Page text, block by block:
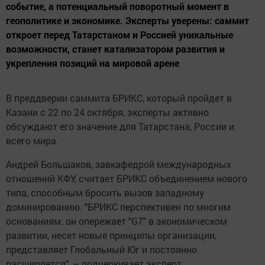
событие, а потенциальный поворотный момент в
геополитике и экономике. Эксперты уверены: саммит
откроет перед Татарстаном и Россией уникальные
возможности, станет катализатором развития и
укрепления позиций на мировой арене
В преддверии саммита БРИКС, который пройдет в
Казани с 22 по 24 октября, эксперты активно
обсуждают его значение для Татарстана, России и
всего мира.
Андрей Большаков, завкафедрой международных
отношений КФУ, считает БРИКС объединением нового
типа, способным бросить вызов западному
доминированию. "БРИКС перспективен по многим
основаниям: он опережает "G7" в экономическом
развитии, несет новые принципы организации,
представляет Глобальный Юг и постоянно